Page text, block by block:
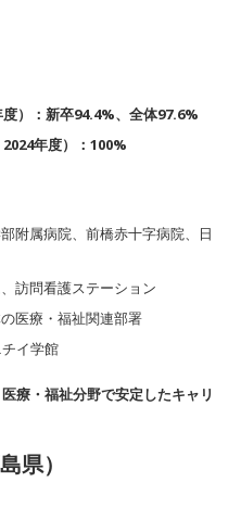
度）：新卒94.4%、全体97.6%
年度）：100%
附属病院、前橋赤十字病院、日
訪問看護ステーション
医療・福祉関連部署
チイ学館
療・福祉分野で安定したキャリ
県）